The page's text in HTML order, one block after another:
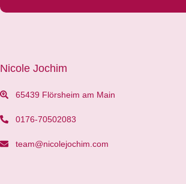
Nicole Jochim
65439 Flörsheim am Main
0176-70502083
team@nicolejochim.com